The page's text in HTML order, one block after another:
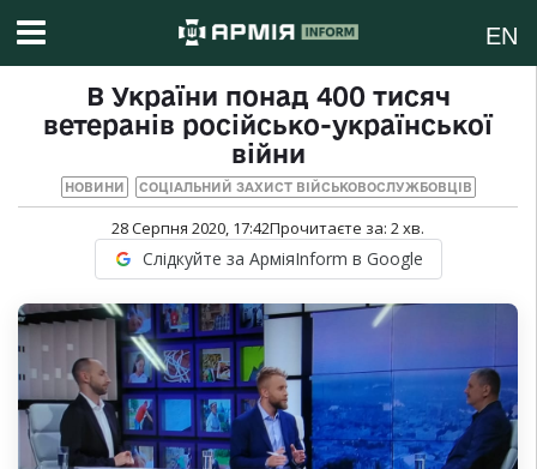
EN
В України понад 400 тисяч
ветеранів російсько-української
війни
НОВИНИ СОЦІАЛЬНИЙ ЗАХИСТ ВІЙСЬКОВОСЛУЖБОВЦІВ
28 Серпня 2020, 17:42Прочитаєте за: 2хв.
Слідкуйте за АрміяInform в Google